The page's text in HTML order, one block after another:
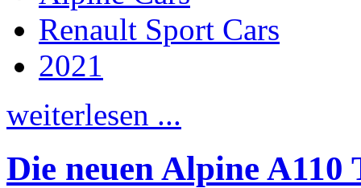
Renault Sport Cars
2021
weiterlesen ...
Die neuen Alpine A110